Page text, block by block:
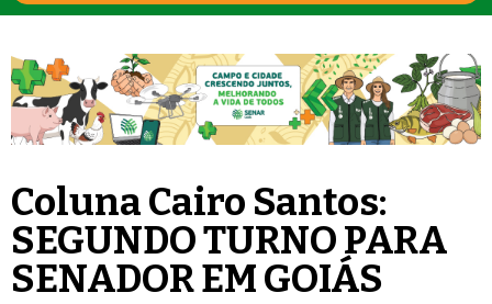
Coluna Cairo Santos:
SEGUNDO TURNO PARA
SENADOR EM GOIÁS